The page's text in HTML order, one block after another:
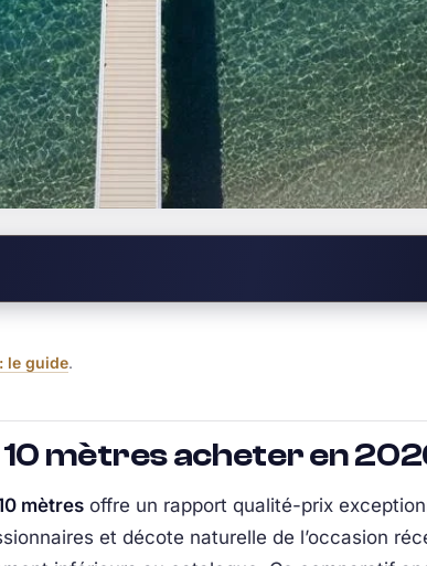
le guide.
mètres acheter en
mètres offre un rapport qualité-prix
et décote naturelle de l’occasion